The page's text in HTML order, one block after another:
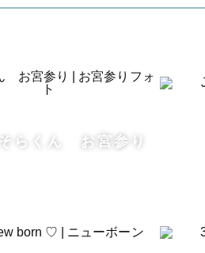
『こんな写真を撮ってほし
ゲスト様のことをたくさん
そらくん お宮参り